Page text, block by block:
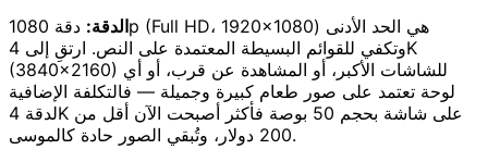
الدقة:
دقة 1080p (Full HD، 1920×1080) هي الحد الأدنى
وتكفي للقوائم البسيطة المعتمدة على النص. ارتقِ إلى 4K
(3840×2160) للشاشات الأكبر، أو المشاهدة عن قرب، أو أي
لوحة تعتمد على صور طعام كبيرة وجميلة — فالتكلفة الإضافية
لدقة 4K على شاشة بحجم 50 بوصة فأكثر أصبحت الآن أقل من
200 دولار، وتُبقي الصور حادة كالموسى.